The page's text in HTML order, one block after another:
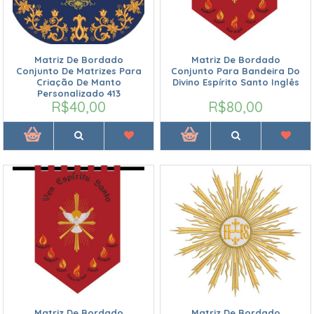
Matriz De Bordado
Conjunto De Matrizes Para
Criação De Manto
Personalizado 413
R$40,00
Matriz De Bordado
Conjunto Para Bandeira Do
Divino Espírito Santo Inglês
R$80,00